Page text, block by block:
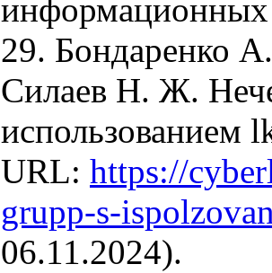
29. Бондаренко
Силаев Н. Ж.
использованием
URL: https://
grupp-s-
06.11.2024).